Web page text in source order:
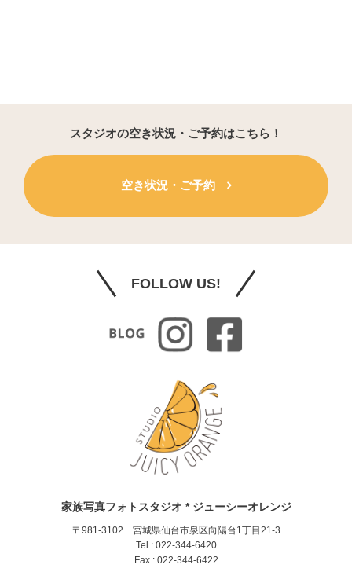
スタジオの空き状況・ご予約はこちら！
空き状況・ご予約
FOLLOW US!
家族写真フォトスタジオ * ジューシーオレンジ
〒981-3102 宮城県仙台市泉区向陽台1丁目21-3
Tel : 022-344-6420
Fax : 022-344-6422